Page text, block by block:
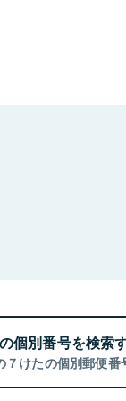
個別番号を検索
７けたの個別郵便番